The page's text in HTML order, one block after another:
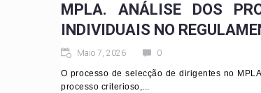
MPLA. ANÁLISE DOS
INDIVIDUAIS NO
Maio 7, 2026 0
O processo de selecção de dirigentes no
processo criterioso,...